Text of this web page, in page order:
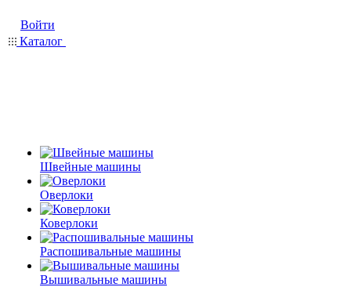
Войти
Каталог
Швейные машины
Оверлоки
Коверлоки
Распошивальные машины
Вышивальные машины